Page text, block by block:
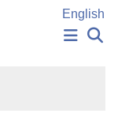
English